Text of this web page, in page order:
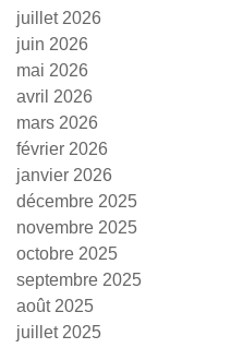
juillet 2026
juin 2026
mai 2026
avril 2026
mars 2026
février 2026
janvier 2026
décembre 2025
novembre 2025
octobre 2025
septembre 2025
août 2025
juillet 2025